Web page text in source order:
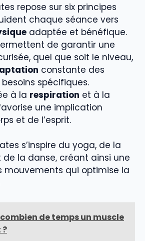
repose sur six principes
chaque séance vers
adaptée et bénéfique.
de garantir une
quel que soit le niveau,
constante des
spécifiques.
à la respiration et à la
une implication
et de l’esprit.
s’inspire du yoga, de la
la danse, créant ainsi une
mouvements qui optimise la
combien de temps un muscle